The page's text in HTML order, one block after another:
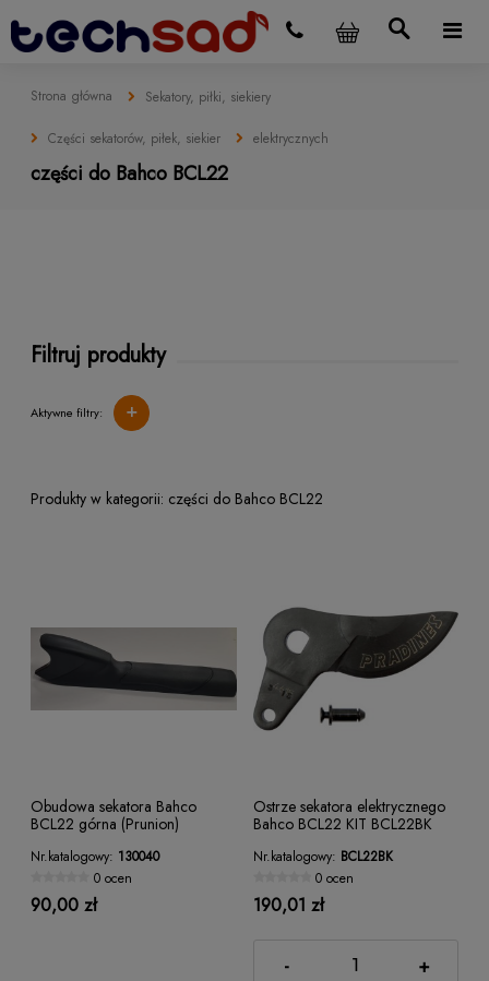
Strona główna Sekatory, piłki, siekiery
Części sekatorów, piłek, siekier elektrycznych
części do Bahco BCL22
Filtruj produkty
Aktywne filtry: +
części do Bahco BCL22
Obudowa sekatora Bahco
BCL22 górna (Prunion)
Nr.katalogowy: 130040
0 ocen
90,00 zł
Ostrze sekatora elektrycznego
Bahco BCL22 KIT BCL22BK
Nr.katalogowy: BCL22BK
0 ocen
190,01 zł
- +